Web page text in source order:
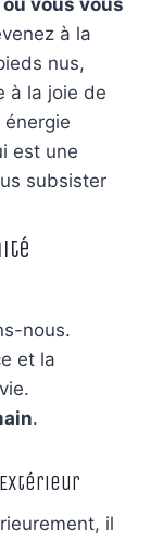
vous vous
à la
nus,
à la joie de
est une
subsister
nous.
et la
.
il